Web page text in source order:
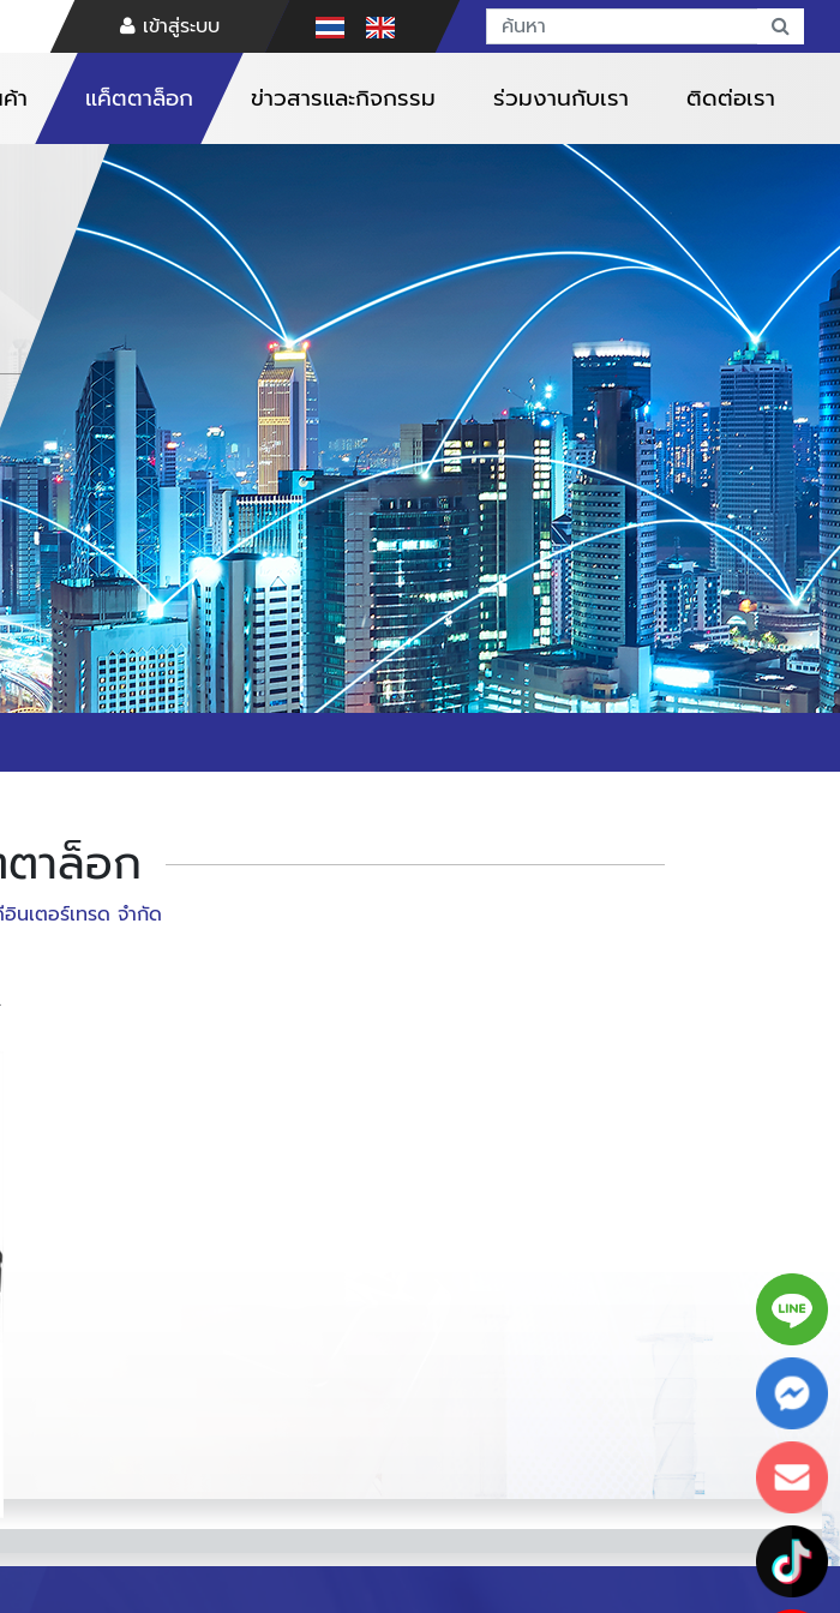
เข้าสู่ระบบ
า แค็ตตาล็อก ข่าวสารและกิจกรรม ร่วมงานกับเรา ติดต่อเรา
าล็อก
นเตอร์เทรด จำกัด